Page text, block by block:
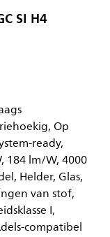
SI H4
Op
ready,
184 lm/W, 4000
Helder, Glas,
van stof,
I,
compatibel